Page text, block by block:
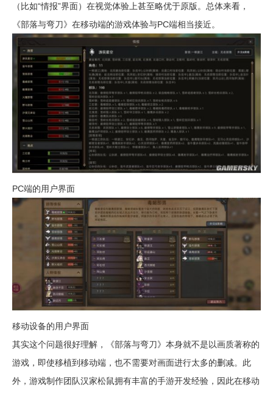
（比如“情报”界面）在视觉体验上甚至略优于原版。总体来看，
《部落与弯刀》在移动端的游戏体验与PC端相当接近。
PC端的用户界面
移动设备的用户界面
其实这个问题很好理解，《部落与弯刀》本身就不是以画质著称的
游戏，即使移植到移动端，也不需要对画面进行太多的删减。此
外，游戏制作团队汉家松鼠拥有丰富的手游开发经验，因此在移动